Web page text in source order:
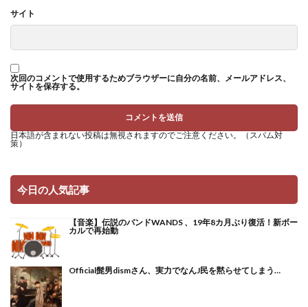
サイト
次回のコメントで使用するためブラウザーに自分の名前、メールアドレス、
サイトを保存する。
日本語が含まれない投稿は無視されますのでご注意ください。（スパム対
策）
今日の人気記事
【音楽】伝説のバンドWANDS 、19年8カ月ぶり復活！新ボー
カルで再始動
Official髭男dismさん、実力でなんJ民を黙らせてしまう…